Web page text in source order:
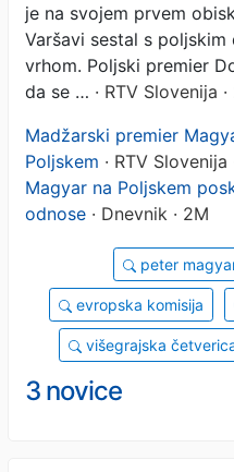
je na svojem prvem
Varšavi sestal s poljskim
vrhom. Poljski premier
da se … · RTV Slovenija ·
Madžarski premier
Poljskem · RTV Slovenija
Magyar na Poljskem
odnose · Dnevnik · 2M
peter
evropska komisija
višegrajska
3 novice